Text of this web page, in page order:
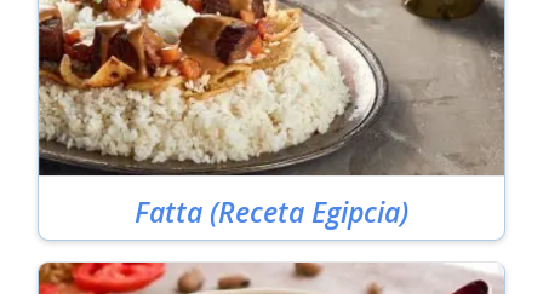
Fatta (Receta Egipcia)